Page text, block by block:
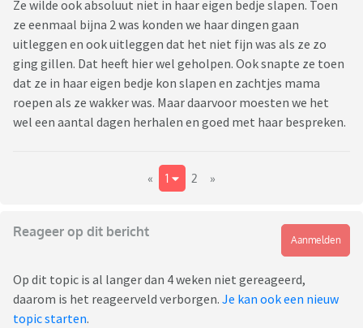
Ze wilde ook absoluut niet in haar eigen bedje slapen. Toen
ze eenmaal bijna 2 was konden we haar dingen gaan
uitleggen en ook uitleggen dat het niet fijn was als ze zo
ging gillen. Dat heeft hier wel geholpen. Ook snapte ze toen
dat ze in haar eigen bedje kon slapen en zachtjes mama
roepen als ze wakker was. Maar daarvoor moesten we het
wel een aantal dagen herhalen en goed met haar bespreken.
« 1 2 »
Reageer op dit bericht
Aanmelden
Op dit topic is al langer dan 4 weken niet gereageerd,
daarom is het reageerveld verborgen. Je kan ook een nieuw
topic starten.